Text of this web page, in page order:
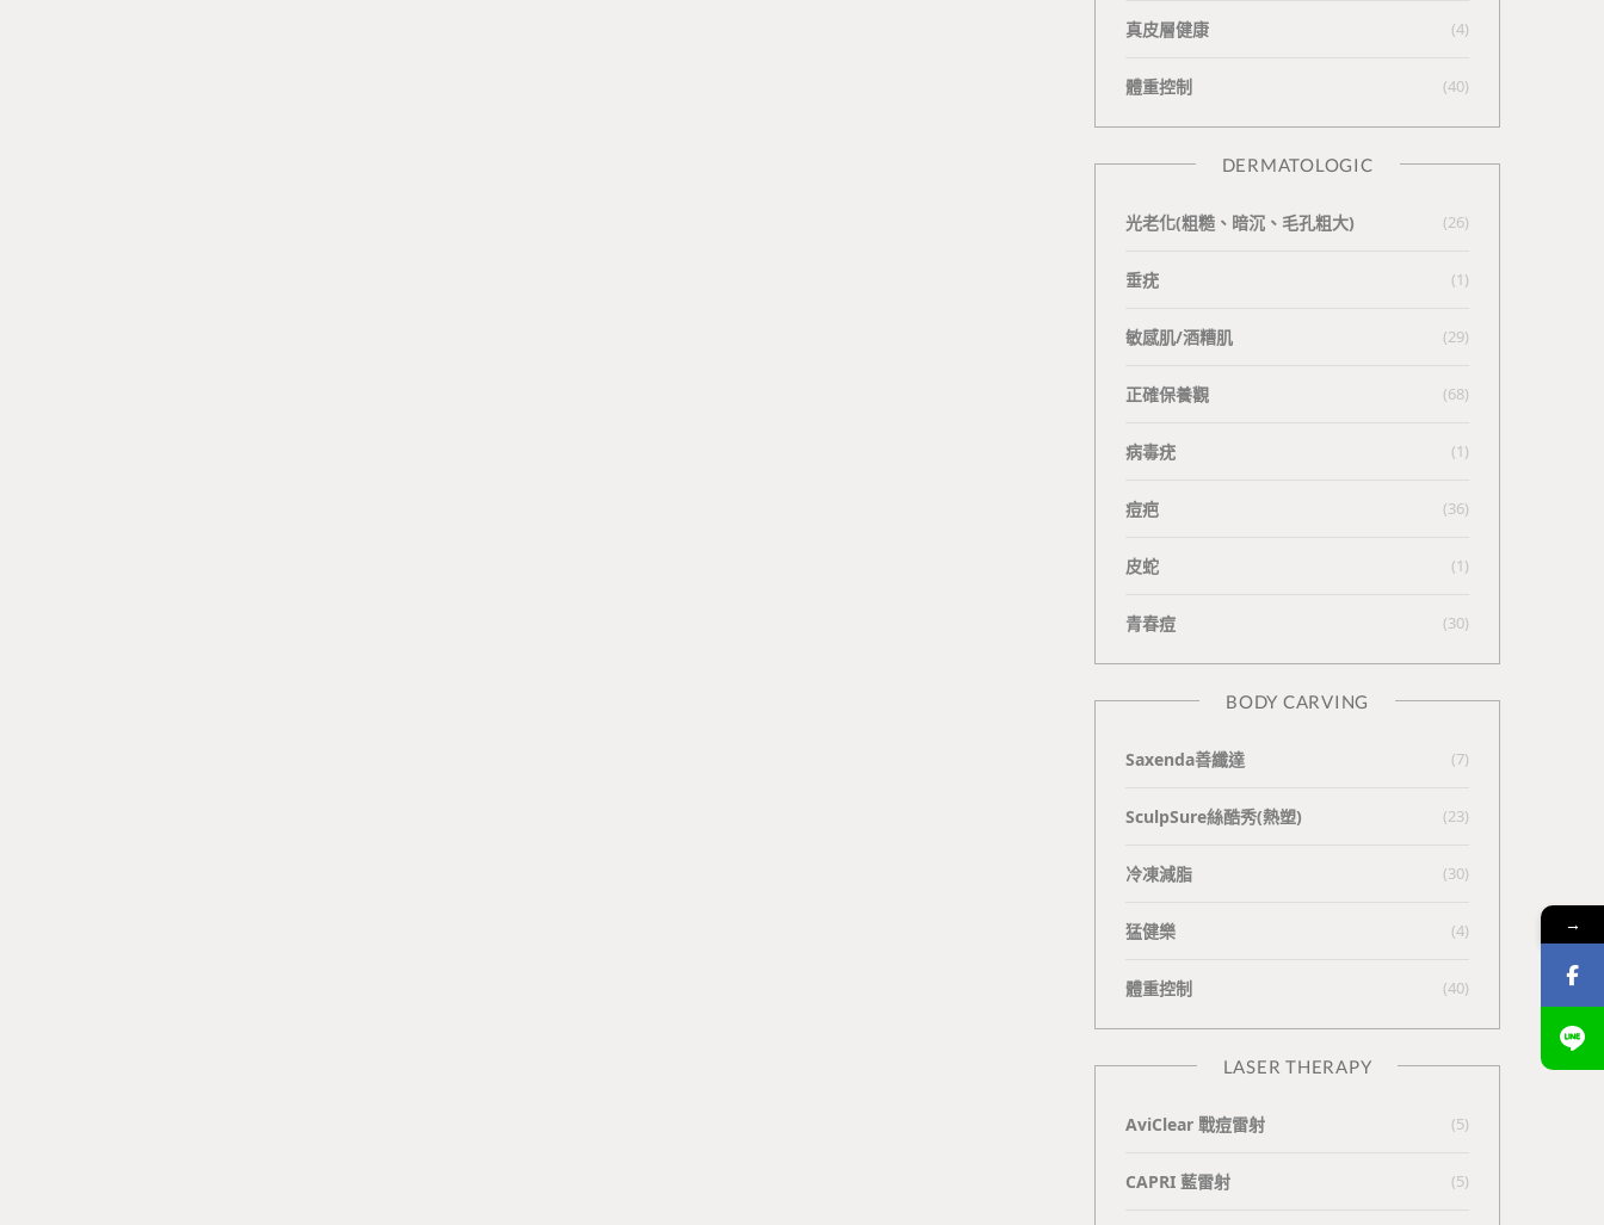
真皮層健康 (4)
體重控制 (40)
DERMATOLOGIC
光老化(粗糙、暗沉、毛孔粗大) (26)
垂疣 (1)
敏感肌/酒糟肌 (29)
正確保養觀 (68)
病毒疣 (1)
痘疤 (36)
皮蛇 (1)
青春痘 (30)
BODY CARVING
Saxenda善纖達 (7)
SculpSure絲酷秀(熱塑) (23)
冷凍減脂 (30)
猛健樂 (4)
體重控制 (40)
LASER THERAPY
AviClear 戰痘雷射 (5)
CAPRI 藍雷射 (5)
→